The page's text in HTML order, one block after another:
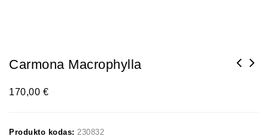
Carmona Macrophylla
170,00€
Produkto kodas: 230832